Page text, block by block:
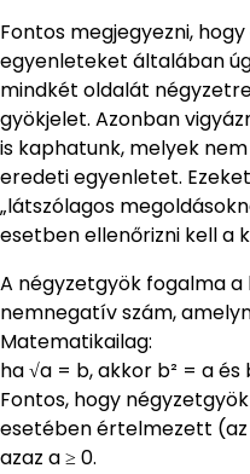
Fontos megjegyezni,
egyenleteket általában
mindkét oldalát
gyökjelet. Azonban
is kaphatunk, melyek
eredeti egyenletet.
„látszólagos
esetben ellenőrizni kell a
A négyzetgyök fogalma a
nemnegatív szám,
Matematikailag:
ha √a = b, akkor b² = a és
Fontos, hogy
esetében értelmezett
azaz a ≥ 0.